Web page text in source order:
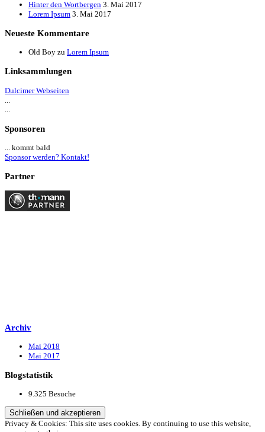
Hinter den Wortbergen 3. Mai 2017
Lorem Ipsum 3. Mai 2017
Neueste Kommentare
Old Boy zu Lorem Ipsum
Linksammlungen
Dulcimer Webseiten
Sponsoren
... kommt bald
Sponsor werden? Kontakt!
Partner
Archiv
Mai 2018
Mai 2017
Blogstatistik
9.325 Besuche
Privacy & Cookies: This site uses cookies. By continuing to use this website,